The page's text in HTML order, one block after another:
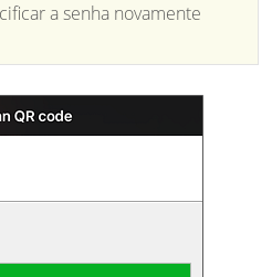
a senha novamente